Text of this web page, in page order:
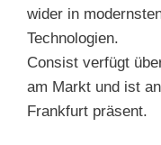
wider in
Technologien.
Consist verfügt
am Markt und ist
Frankfurt präsent.